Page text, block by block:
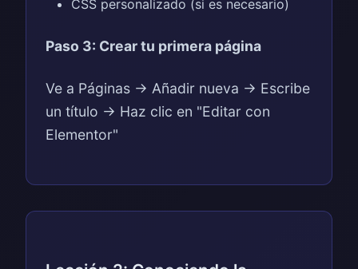
CSS personalizado (si es necesario)
Paso 3: Crear tu primera página
Ve a Páginas → Añadir nueva → Escribe
un título → Haz clic en "Editar con
Elementor"